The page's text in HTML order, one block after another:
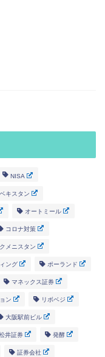
NISA
キスタン
オートミール
コロナ対策
メニスタン
ング ポーランド
マネックス証券
ン リボベジ
大阪駅前ビル
井証券 発酵
証券会社